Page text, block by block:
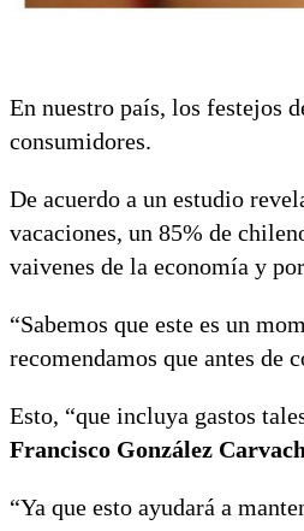
En nuestro país, los festejos
consumidores.
De acuerdo a un estudio
vacaciones, un 85% de
vaivenes de la economía y
“Sabemos que este es un
recomendamos que antes de
Esto, “que incluya gastos
Francisco González
“Ya que esto ayudará a